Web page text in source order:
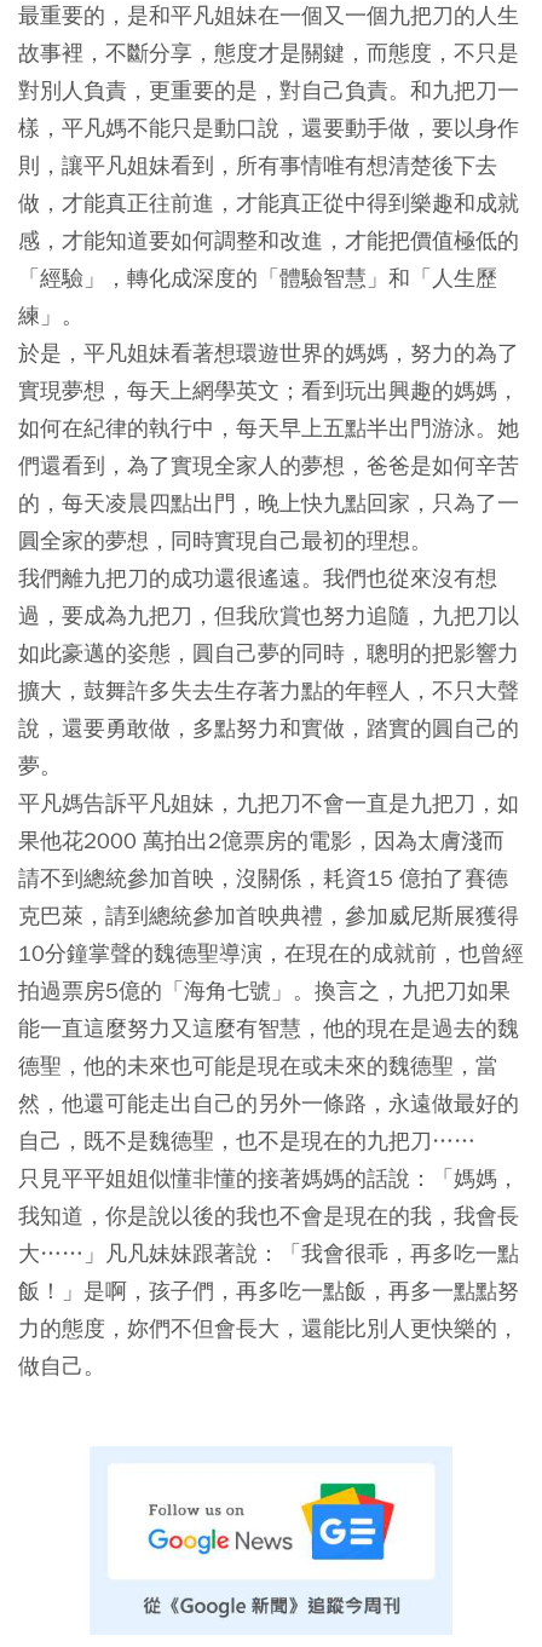
最重要的，是和平凡姐妹在一個又一個九把刀的人生
故事裡，不斷分享，態度才是關鍵，而態度，不只是
對別人負責，更重要的是，對自己負責。和九把刀一
樣，平凡媽不能只是動口說，還要動手做，要以身作
則，讓平凡姐妹看到，所有事情唯有想清楚後下去
做，才能真正往前進，才能真正從中得到樂趣和成就
感，才能知道要如何調整和改進，才能把價值極低的
「經驗」，轉化成深度的「體驗智慧」和「人生歷
練」。
於是，平凡姐妹看著想環遊世界的媽媽，努力的為了
實現夢想，每天上網學英文；看到玩出興趣的媽媽，
如何在紀律的執行中，每天早上五點半出門游泳。她
們還看到，為了實現全家人的夢想，爸爸是如何辛苦
的，每天凌晨四點出門，晚上快九點回家，只為了一
圓全家的夢想，同時實現自己最初的理想。
我們離九把刀的成功還很遙遠。我們也從來沒有想
過，要成為九把刀，但我欣賞也努力追隨，九把刀以
如此豪邁的姿態，圓自己夢的同時，聰明的把影響力
擴大，鼓舞許多失去生存著力點的年輕人，不只大聲
說，還要勇敢做，多點努力和實做，踏實的圓自己的
夢。
平凡媽告訴平凡姐妹，九把刀不會一直是九把刀，如
果他花2000 萬拍出2億票房的電影，因為太膚淺而
請不到總統參加首映，沒關係，耗資15 億拍了賽德
克巴萊，請到總統參加首映典禮，參加威尼斯展獲得
10分鐘掌聲的魏德聖導演，在現在的成就前，也曾經
拍過票房5億的「海角七號」。換言之，九把刀如果
能一直這麼努力又這麼有智慧，他的現在是過去的魏
德聖，他的未來也可能是現在或未來的魏德聖，當
然，他還可能走出自己的另外一條路，永遠做最好的
自己，既不是魏德聖，也不是現在的九把刀……
只見平平姐姐似懂非懂的接著媽媽的話說：「媽媽，
我知道，你是說以後的我也不會是現在的我，我會長
大……」凡凡妹妹跟著說：「我會很乖，再多吃一點
飯！」是啊，孩子們，再多吃一點飯，再多一點點努
力的態度，妳們不但會長大，還能比別人更快樂的，
做自己。